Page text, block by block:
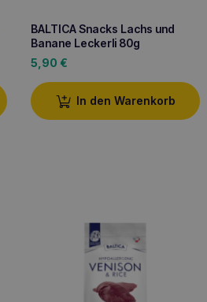
BALTICA Snacks Lachs und
Banane Leckerli 80g
5,90 €
In den Warenkorb